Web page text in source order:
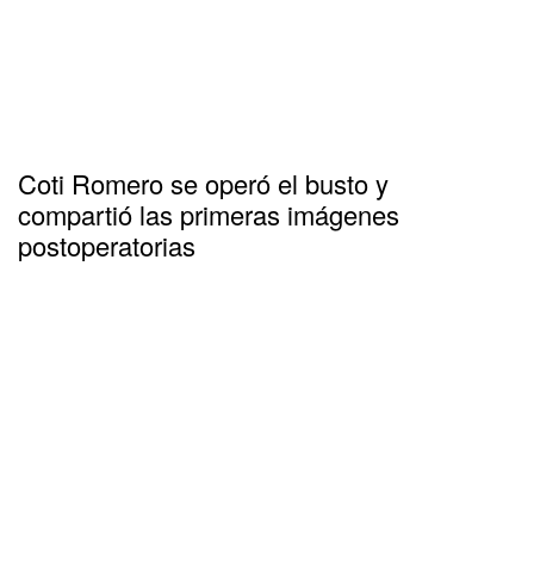
Coti Romero se operó el busto y
compartió las primeras imágenes
postoperatorias